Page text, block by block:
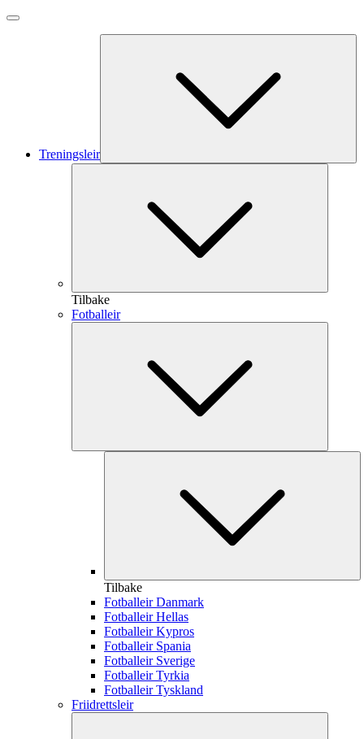
Treningsleir
Tilbake
Fotballeir
Tilbake
Fotballeir Danmark
Fotballeir Hellas
Fotballeir Kypros
Fotballeir Spania
Fotballeir Sverige
Fotballeir Tyrkia
Fotballeir Tyskland
Friidrettsleir